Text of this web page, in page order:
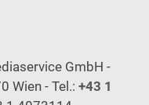
GmbH -
Wien - Tel.: +43 1